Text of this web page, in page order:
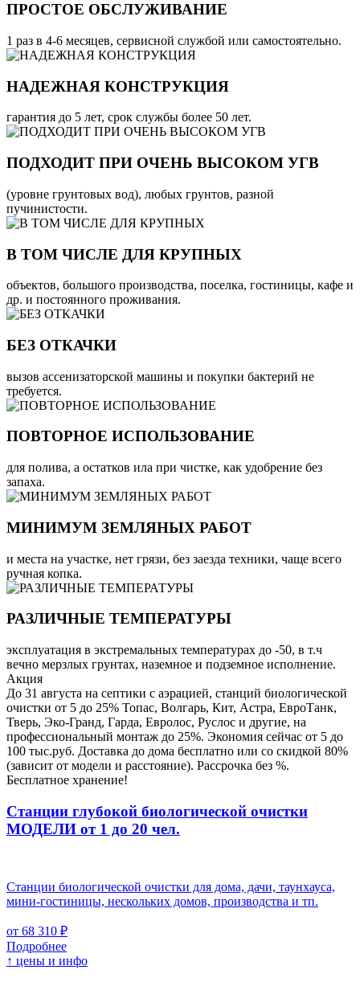
ПРОСТОЕ ОБСЛУЖИВАНИЕ
1 раз в 4-6 месяцев, сервисной службой или самостоятельно.
НАДЕЖНАЯ КОНСТРУКЦИЯ
гарантия до 5 лет, срок службы более 50 лет.
ПОДХОДИТ ПРИ ОЧЕНЬ ВЫСОКОМ УГВ
(уровне грунтовых вод), любых грунтов, разной
пучинистости.
В ТОМ ЧИСЛЕ ДЛЯ КРУПНЫХ
объектов, большого производства, поселка, гостиницы, кафе и
др. и постоянного проживания.
БЕЗ ОТКАЧКИ
вызов ассенизаторской машины и покупки бактерий не
требуется.
ПОВТОРНОЕ ИСПОЛЬЗОВАНИЕ
для полива, а остатков ила при чистке, как удобрение без
запаха.
МИНИМУМ ЗЕМЛЯНЫХ РАБОТ
и места на участке, нет грязи, без заезда техники, чаще всего
ручная копка.
РАЗЛИЧНЫЕ ТЕМПЕРАТУРЫ
эксплуатация в экстремальных температурах до -50, в т.ч
вечно мерзлых грунтах, наземное и подземное исполнение.
Акция
До 31 августа на септики с аэрацией, станций биологической
очистки от 5 до 25% Топас, Волгарь, Кит, Астра, ЕвроТанк,
Тверь, Эко-Гранд, Гарда, Евролос, Руслос и другие, на
профессиональный монтаж до 25%. Экономия сейчас от 5 до
100 тыс.руб. Доставка до дома бесплатно или со скидкой 80%
(зависит от модели и расстояние). Рассрочка без %.
Бесплатное хранение!
Станции глубокой биологической очистки
МОДЕЛИ от 1 до 20 чел.
Станции биологической очистки для дома, дачи, таунхауса,
мини-гостиницы, нескольких домов, производства и тп.
от 68 310 ₽
Подробнее
↑ цены и инфо